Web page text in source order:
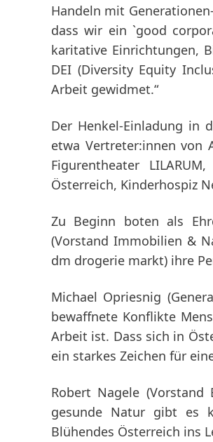
Handeln mit
dass wir ein `good
karitative Einrichtungen,
DEI (Diversity Equity
Arbeit gewidmet.“
Der Henkel-Einladung in
etwa Vertreter:innen von
Figurentheater
Österreich, Kinderhospiz
Zu Beginn boten als
(Vorstand Immobilien &
dm drogerie markt) ihre
Michael Opriesnig
bewaffnete Konflikte
Arbeit ist. Dass sich in
ein starkes Zeichen für
Robert Nagele (Vorstand
gesunde Natur gibt es
Blühendes Österreich ins